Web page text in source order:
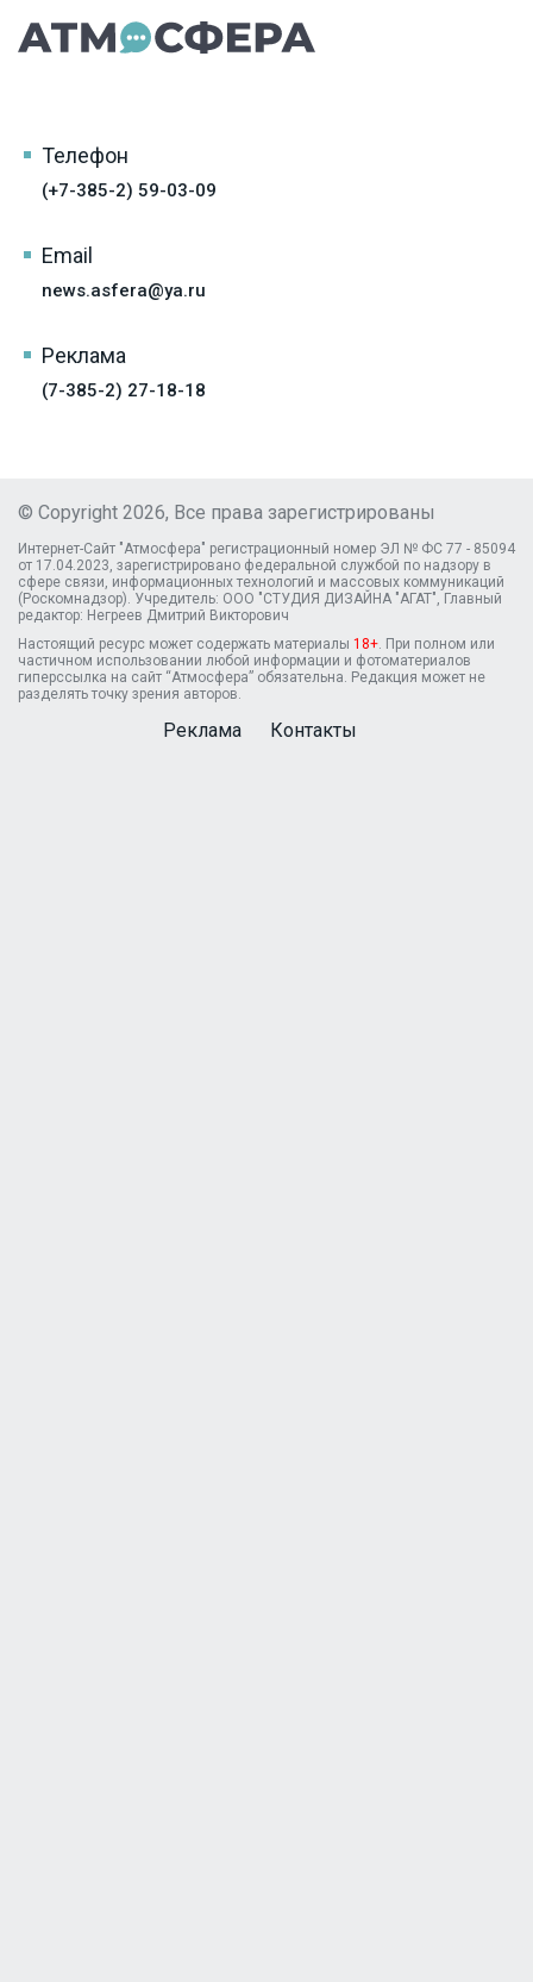
Телефон
(+7-385-2) 59-03-09
Email
news.asfera@ya.ru
Реклама
(7-385-2) 27-18-18
© Copyright 2026, Все права зарегистрированы
Интернет-Сайт "Атмосфера" регистрационный номер ЭЛ № ФС 77 - 85094
от 17.04.2023, зарегистрировано федеральной службой по надзору в
сфере связи, информационных технологий и массовых коммуникаций
(Роскомнадзор). Учредитель: ООО "СТУДИЯ ДИЗАЙНА "АГАТ", Главный
редактор: Негреев Дмитрий Викторович
Настоящий ресурс может содержать материалы 18+ . При полном или
частичном использовании любой информации и фотоматериалов
гиперссылка на сайт “Атмосфера” обязательна. Редакция может не
разделять точку зрения авторов.
Реклама Контакты